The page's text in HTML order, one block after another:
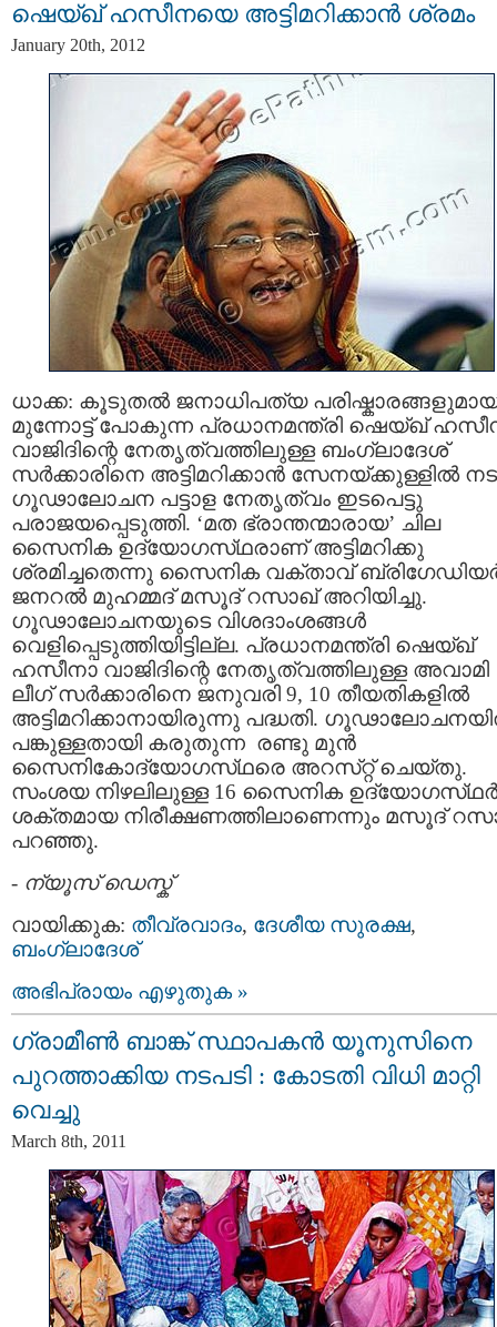
ഷെയ്‌ഖ് ഹസീനയെ അട്ടിമറിക്കാന്‍ ശ്രമം
January 20th, 2012
ധാക്ക: കൂടുതല്‍ ജനാധിപത്യ
മുന്നോട്ട് പോകുന്ന പ്രധാനമന്ത്രി ഷെയ്‌ഖ്
വാജിദിന്റെ നേതൃത്വത്തിലുള്ള ബംഗ്ലാദേശ്‌
സര്‍ക്കാരിനെ അട്ടിമറിക്കാന്‍ സേനയ്‌ക്കുള്ളില്‍
ഗൂഢാലോചന പട്ടാള നേതൃത്വം ഇടപെട്ടു
പരാജയപ്പെടുത്തി. ‘മത ഭ്രാന്തന്മാരായ’ ചില
സൈനിക ഉദ്യോഗസ്‌ഥരാണ്‌ അട്ടിമറിക്കു
ശ്രമിച്ചതെന്നു സൈനിക വക്‌താവ്‌
ജനറല്‍ മുഹമ്മദ്‌ മസൂദ്‌ റസാഖ്‌ അറിയിച്ചു.
ഗൂഢാലോചനയുടെ വിശദാംശങ്ങള്‍
വെളിപ്പെടുത്തിയിട്ടില്ല. പ്രധാനമന്ത്രി ഷെയ്‌ഖ്
ഹസീനാ വാജിദിന്റെ നേതൃത്വത്തിലുള്ള അവാമി
ലീഗ്‌ സര്‍ക്കാരിനെ ജനുവരി 9, 10 തീയതികളില്‍
അട്ടിമറിക്കാനായിരുന്നു പദ്ധതി.
പങ്കുള്ളതായി കരുതുന്ന രണ്ടു മുന്‍
സൈനികോദ്യോഗസ്‌ഥരെ അറസ്‌റ്റ് ചെയ്‌തു.
സംശയ നിഴലിലുള്ള 16 സൈനിക ഉദ്യോഗസ്‌ഥര്‍
ശക്‌തമായ നിരീക്ഷണത്തിലാണെന്നും മസൂദ്‌
പറഞ്ഞു.
- ന്യൂസ് ഡെസ്ക്
വായിക്കുക: തീവ്രവാദം, ദേശീയ സുരക്ഷ,
ബംഗ്ലാദേശ്
അഭിപ്രായം എഴുതുക »
ഗ്രാമീണ്‍ ബാങ്ക് സ്ഥാപകന്‍ യൂനുസിനെ
പുറത്താക്കിയ നടപടി : കോടതി വിധി മാറ്റി
വെച്ചു
March 8th, 2011